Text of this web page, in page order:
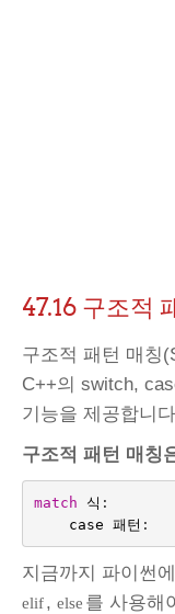
47.16 구조적
구조적 패턴 매칭
C++의 switch,
기능을 제공합니
구조적 패턴 매칭
match 식 :
case 패턴 :
지금까지 파이썬
elif, else 를 사용해